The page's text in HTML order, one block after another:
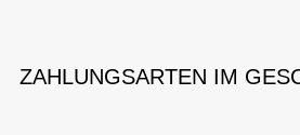
ZAHLUNGSARTEN IM